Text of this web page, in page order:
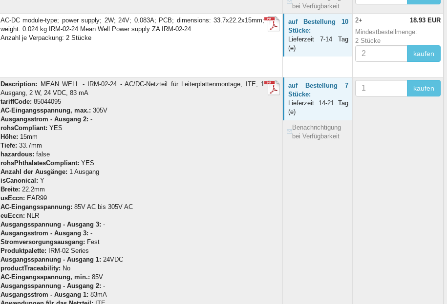
bei Verfügbarkeit
AC-DC module-type; power supply; 2W; 24V; 0.083A; PCB; dimensions: 33.7x22.2x15mm;
weight: 0.024 kg IRM-02-24 Mean Well Power supply ZA IRM-02-24
Anzahl je Verpackung: 2 Stücke
auf Bestellung 10
Stücke:
Lieferzeit 7-14 Tag
(e)
2+
18.93 EUR
Mindestbestellmenge:
2 Stücke
kaufen
Description: MEAN WELL - IRM-02-24 - AC/DC-Netzteil für Leiterplattenmontage, ITE, 1
Ausgang, 2 W, 24 VDC, 83 mA
tariffCode: 85044095
AC-Eingangsspannung, max.: 305V
Ausgangsstrom - Ausgang 2: -
rohsCompliant: YES
Höhe: 15mm
Tiefe: 33.7mm
hazardous: false
rohsPhthalatesCompliant: YES
Anzahl der Ausgänge: 1 Ausgang
isCanonical: Y
Breite: 22.2mm
usEccn: EAR99
AC-Eingangsspannung: 85V AC bis 305V AC
euEccn: NLR
Ausgangsspannung - Ausgang 3: -
Ausgangsstrom - Ausgang 3: -
Stromversorgungsausgang: Fest
Produktpalette: IRM-02 Series
Ausgangsspannung - Ausgang 1: 24VDC
productTraceability: No
AC-Eingangsspannung, min.: 85V
Ausgangsspannung - Ausgang 2: -
Ausgangsstrom - Ausgang 1: 83mA
auf Bestellung 7
Stücke:
Lieferzeit 14-21 Tag
(e)
Benachrichtigung
bei Verfügbarkeit
kaufen